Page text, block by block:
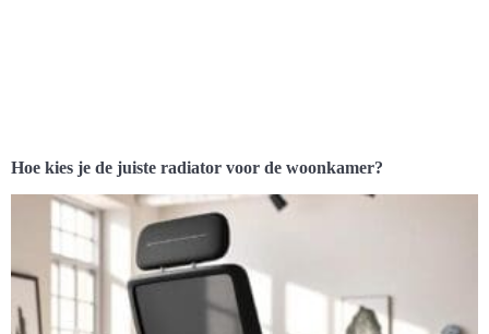
Hoe kies je de juiste radiator voor de woonkamer?